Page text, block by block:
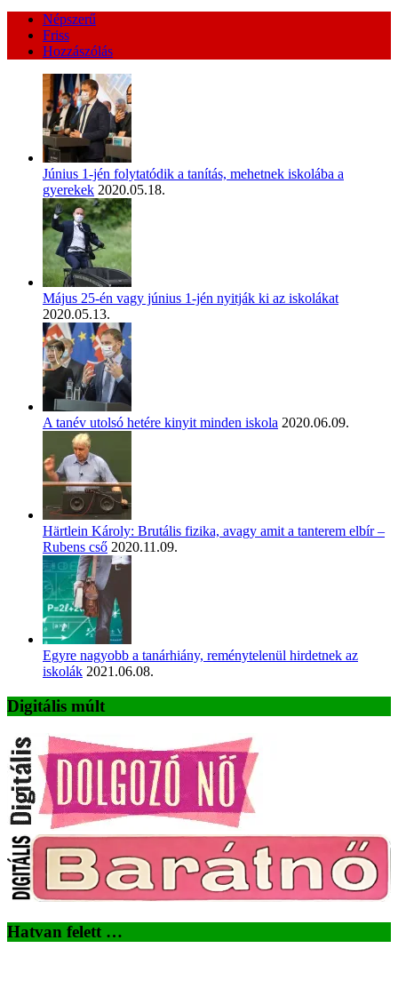
Népszerű
Friss
Hozzászólás
Június 1-jén folytatódik a tanítás, mehetnek iskolába a
gyerekek 2020.05.18.
Május 25-én vagy június 1-jén nyitják ki az iskolákat
2020.05.13.
A tanév utolsó hetére kinyit minden iskola 2020.06.09.
Härtlein Károly: Brutális fizika, avagy amit a tanterem elbír –
Rubens cső 2020.11.09.
Egyre nagyobb a tanárhiány, reménytelenül hirdetnek az
iskolák 2021.06.08.
Digitális múlt
Hatvan felett …